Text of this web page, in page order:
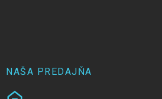
NAŠA PREDAJŇA